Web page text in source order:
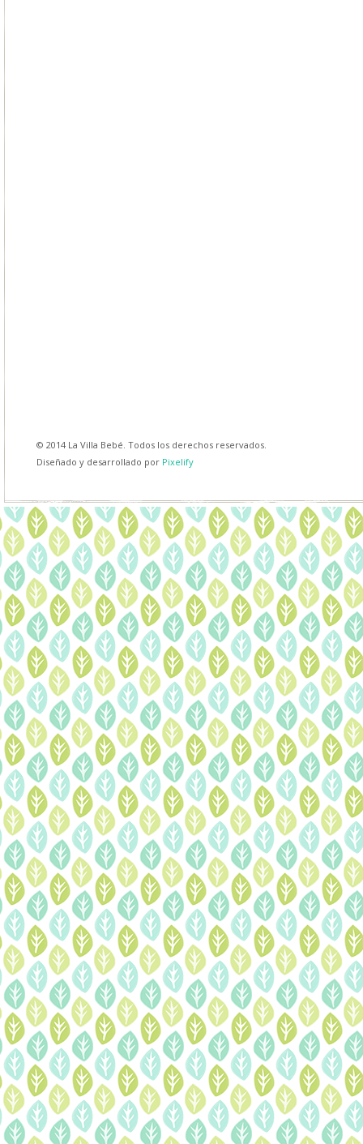
© 2014 La Villa Bebé. Todos los derechos reservados.
Diseñado y desarrollado por Pixelify